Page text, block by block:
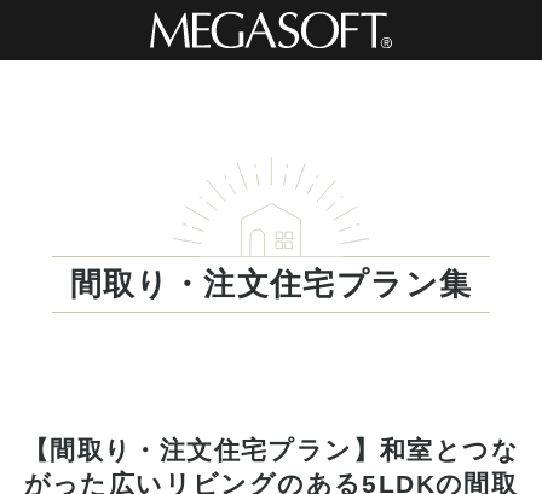
間取り・注文住宅プラン集
【間取り・注文住宅プラン】和室とつな
がった広いリビングのある5LDKの間取